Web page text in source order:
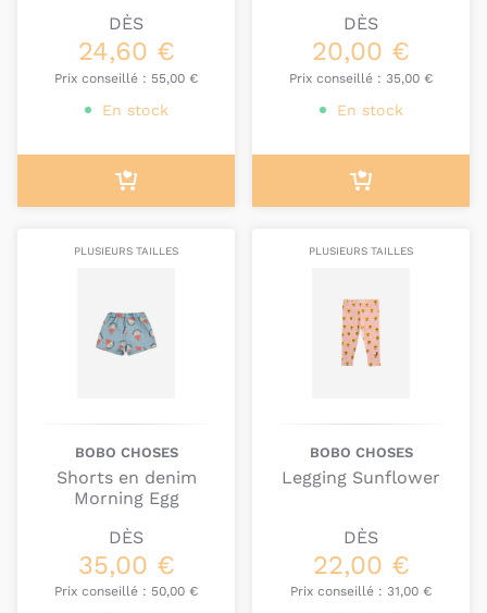
DÈS
24,60 €
Prix conseillé : 55,00 €
En stock
DÈS
20,00 €
Prix conseillé : 35,00 €
En stock
PLUSIEURS TAILLES
BOBO CHOSES
Shorts en denim
Morning Egg
DÈS
35,00 €
Prix conseillé : 50,00 €
PLUSIEURS TAILLES
BOBO CHOSES
Legging Sunflower
DÈS
22,00 €
Prix conseillé : 31,00 €